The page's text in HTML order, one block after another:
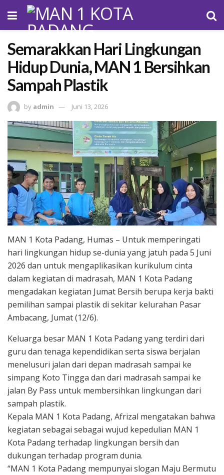
Semarakkan Hari Lingkungan
Hidup Dunia, MAN 1 Bersihkan
Sampah Plastik
by admin Juni 13, 2026
MAN 1 Kota Padang, Humas – Untuk memperingati
hari lingkungan hidup se-dunia yang jatuh pada 5 Juni
2026 dan untuk mengaplikasikan kurikulum cinta
dalam kegiatan di madrasah, MAN 1 Kota Padang
mengadakan kegiatan Jumat Bersih berupa kerja bakti
pemilihan sampai plastik di sekitar kelurahan Pasar
Ambacang, Jumat (12/6).
Keluarga besar MAN 1 Kota Padang yang terdiri dari
guru dan tenaga kependidikan serta siswa berjalan
menelusuri jalan dari depan madrasah sampai ke
simpang Koto Tingga dan dari madrasah sampai ke
jalan By Pass untuk membersihkan lingkungan dari
sampah plastik.
Kepala MAN 1 Kota Padang, Afrizal mengatakan bahwa
kegiatan sebagai sebagai wujud kepedulian MAN 1
Kota Padang terhadap lingkungan bersih dan
dukungan terhadap program dunia.
“MAN 1 Kota Padang mempunyai slogan Maju Bermutu